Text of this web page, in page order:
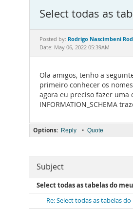
Select todas as
Posted by: Rodrigo Nascimbeni
Date: May 06, 2022 05:39AM
Ola amigos, tenho a
primeiro conhecer os
agora eu preciso fazer uma
INFORMATION_SCHEMA
Options: Reply • Quote
Subject
Select todas as tabelas do
Re: Select todas as tabelas